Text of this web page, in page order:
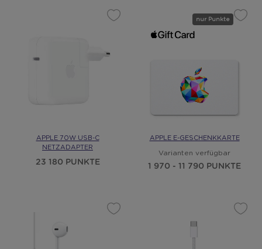
APPLE 70W USB-C
NETZADAPTER
23 180 PUNKTE
nur Punkte
APPLE E-GESCHENKKARTE
Varianten verfügbar
1 970 - 11 790 PUNKTE